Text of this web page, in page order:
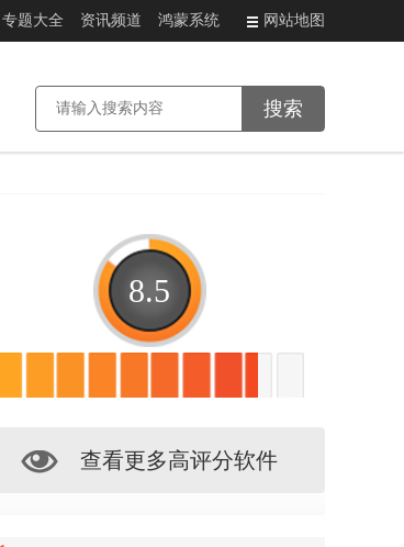
专题大全 资讯频道 鸿蒙系统 网站地图
8.5
查看更多高评分软件